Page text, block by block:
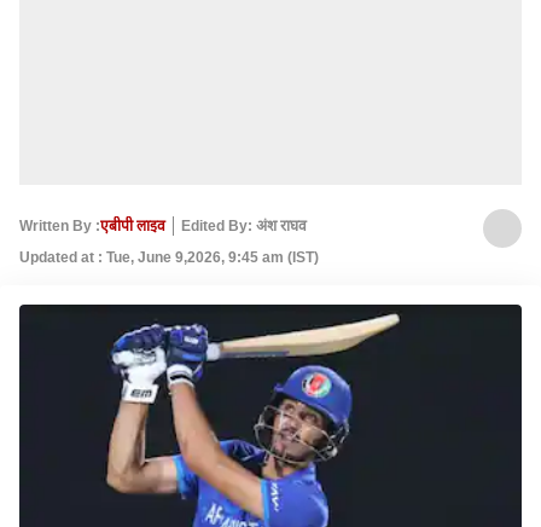
Written By :एबीपी लाइव
Edited By: अंश राघव
Updated at : Tue, June 9,2026, 9:45 am (IST)